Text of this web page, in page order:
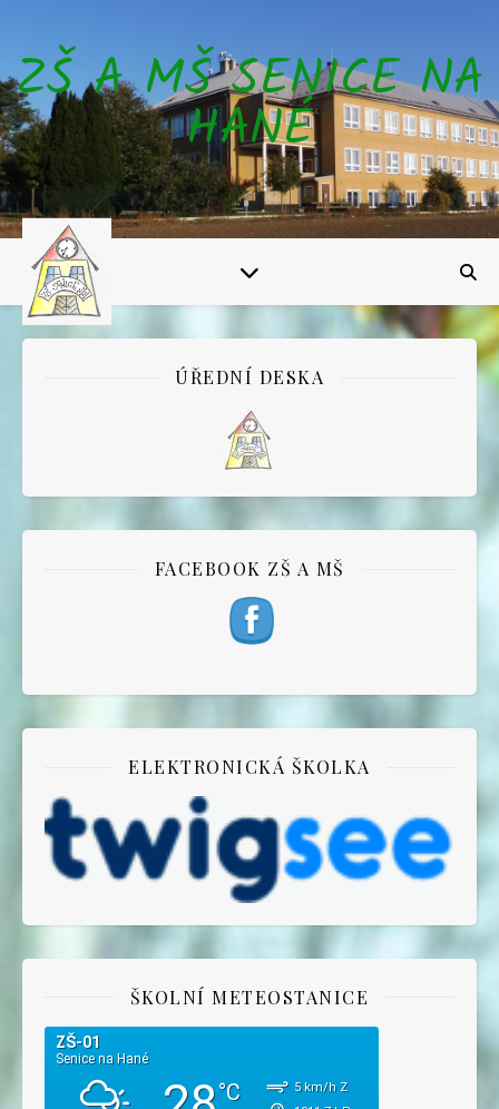
ZŠ A MŠ SENICE NA
HANÉ
ÚŘEDNÍ DESKA
FACEBOOK ZŠ A MŠ
ELEKTRONICKÁ ŠKOLKA
ŠKOLNÍ METEOSTANICE